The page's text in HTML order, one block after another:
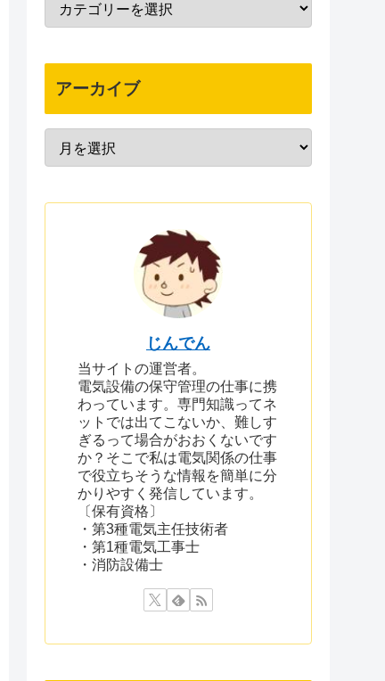
アーカイブ
じんでん
当サイトの運営者。
電気設備の保守管理の仕事に携
わっています。専門知識ってネ
ットでは出てこないか、難しす
ぎるって場合がおおくないです
か？そこで私は電気関係の仕事
で役立ちそうな情報を簡単に分
かりやすく発信しています。
〔保有資格〕
・第3種電気主任技術者
・第1種電気工事士
・消防設備士